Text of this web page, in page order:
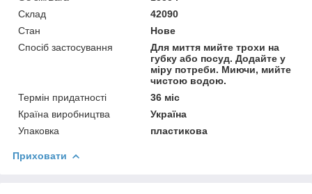
Склад
42090
Стан
Нове
Спосіб застосування
Для миття мийте трохи на
губку або посуд. Додайте у
міру потреби. Миючи, мийте
чистою водою.
Термін придатності
36 міс
Країна виробництва
Україна
Упаковка
пластикова
Приховати